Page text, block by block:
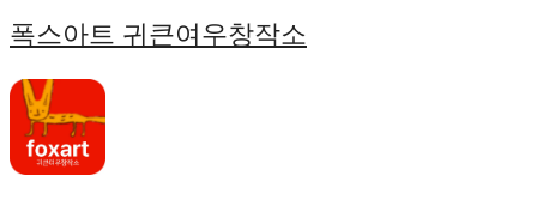
폭스아트 귀큰여우창작소